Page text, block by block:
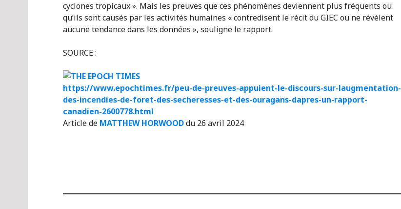
cyclones tropicaux ». Mais les preuves que ces phénomènes deviennent plus fréquents ou
qu’ils sont causés par les activités humaines « contredisent le récit du GIEC ou ne révèlent
aucune tendance dans les données », souligne le rapport.
SOURCE :
https://www.epochtimes.fr/peu-de-preuves-appuient-le-discours-sur-laugmentation-
des-incendies-de-foret-des-secheresses-et-des-ouragans-dapres-un-rapport-
canadien-2600778.html
Article de MATTHEW HORWOODdu 26 avril 2024